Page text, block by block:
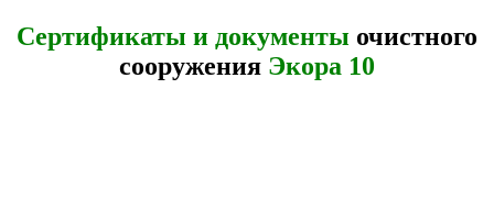
Сертификаты и документы очистного
сооружения Экора 10